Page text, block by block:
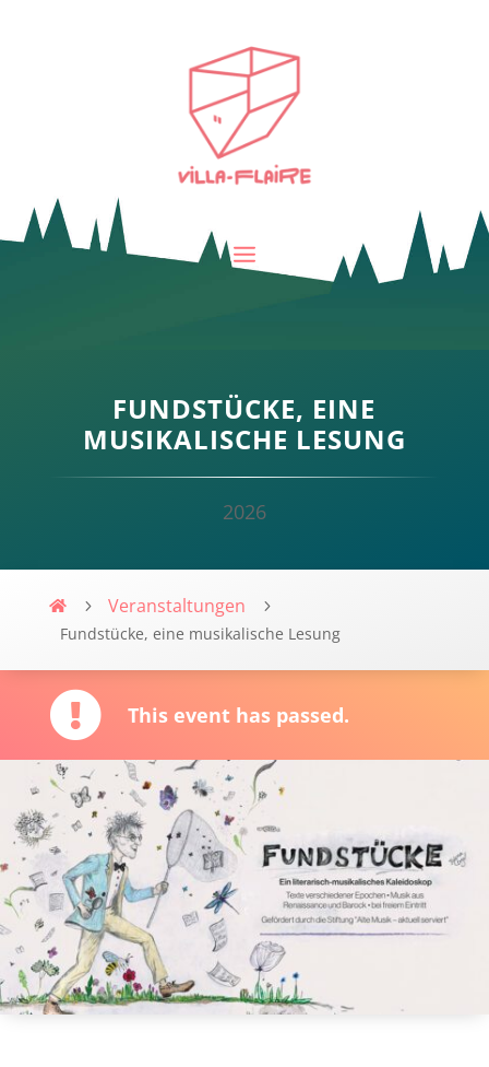
FUNDSTÜCKE, EINE
MUSIKALISCHE LESUNG
2026
Villa-Flaire
Veranstaltungen
Fundstücke, eine musikalische Lesung
This event has passed.